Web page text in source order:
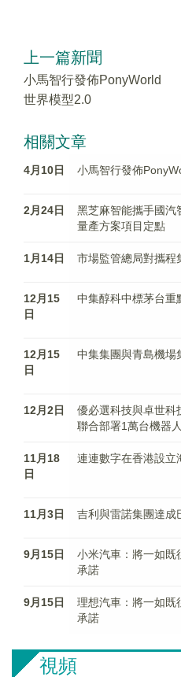
上一篇新聞
​小馬智行發佈PonyWorld
世界模型2.0
相關文章
4月10日 小馬智行發佈
2月24日
黑芝麻智能攜手國汽
量產方案項目定點
1月14日 市場監管總局對攜程
12月15
日
中集醇科中標茅台重
12月15
日
中集集團與青島機場
12月2日
優必選科技與卓世科
聯合部署1萬台機器人
11月18
日
連連數字在香港設立
11月3日 吉利與雷諾集團達成
9月15日
小米汽車：將一如既
承諾
9月15日
理想汽車：將一如既
承諾
視頻